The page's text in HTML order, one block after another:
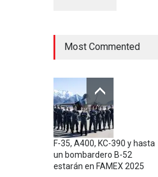
Most Commented
F-35, A400, KC-390 y hasta
un bombardero B-52
estarán en FAMEX 2025